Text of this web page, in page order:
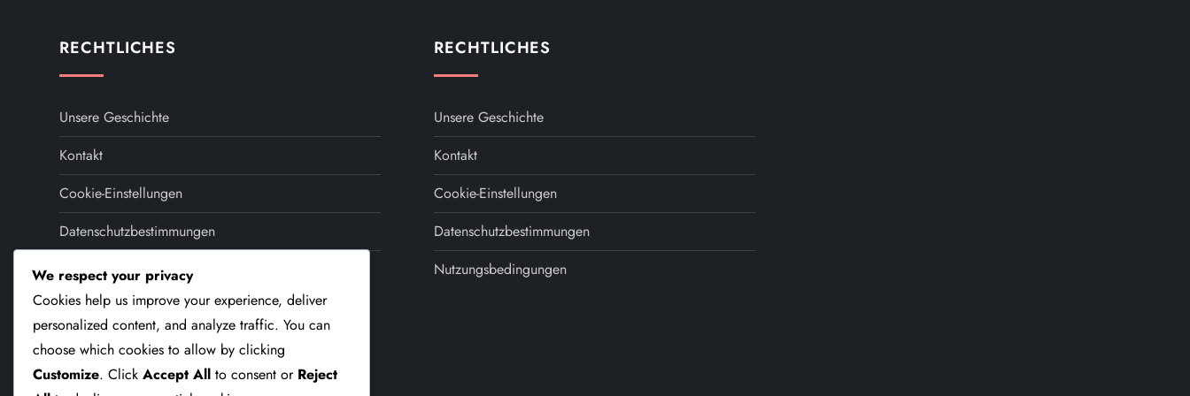
t
s
p
a
g
i
n
a
t
RECHTLICHES
Unsere Geschichte
Kontakt
Cookie-Einstellungen
Datenschutzbestimmungen
Nutzungsbedingungen
SPRACHE
RECHTLICHES
Unsere Geschichte
Kontakt
Cookie-Einstellungen
Datenschutzbestimmungen
Nutzungsbedingungen
We respect your privacy
Cookies help us improve your experience, deliver
personalized content, and analyze traffic. You can
choose which cookies to allow by clicking
Customize. Click Accept All to consent or Reject